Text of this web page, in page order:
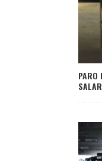
PARO